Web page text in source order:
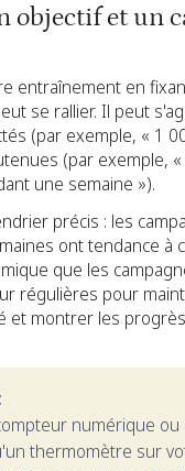
objectif et un
entraînement en
se rallier. Il peut
(par exemple, « 1
(par exemple,
une semaine »).
précis : les
ont tendance à
que les
régulières pour
et montrer les
numérique ou
thermomètre sur